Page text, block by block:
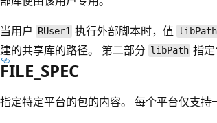
当用户
RUser1 执行外部脚本时，值 libPath
建的共享库的路径。 第二部分 libPath 指
FILE_SPEC
指定特定平台的包的内容。 每个平台仅支持